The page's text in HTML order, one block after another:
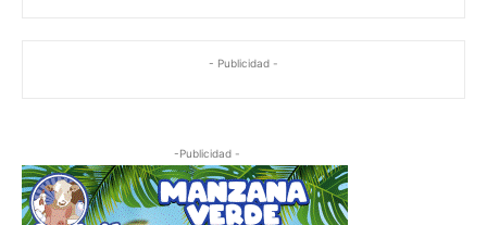
- Publicidad -
-Publicidad -